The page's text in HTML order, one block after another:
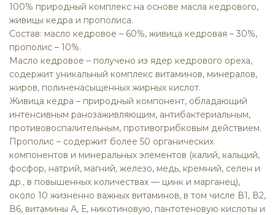
100% природный комплекс на основе масла кедрового,
живицы кедра и прополиса.
Состав: масло кедровое – 60%, живица кедровая – 30%,
прополис – 10%.
Масло кедровое – получено из ядер кедрового ореха,
содержит уникальный комплекс витаминов, минералов,
жиров, полиненасыщенных жирных кислот.
Живица кедра – природный компонент, обладающий
интенсивным ранозаживляющим, антибактериальным,
противовоспалительным, противогрибковым действием.
Прополис – содержит более 50 органических
компонентов и минеральных элементов (калий, кальций,
фосфор, натрий, магний, железо, медь, кремний, селен и
др., в повышенных количествах — цинк и марганец),
около 10 жизненно важных витаминов, в том числе В1, В2,
В6, витамины А, Е, никотиновую, пантотеновую кислоты и